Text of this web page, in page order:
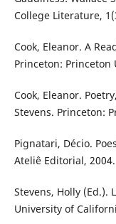
College Literature,
Cook, Eleanor. A
Princeton: Princeton
Cook, Eleanor.
Stevens. Princeton:
Pignatari, Décio.
Ateliê Editorial, 2004.
Stevens, Holly (Ed.).
University of